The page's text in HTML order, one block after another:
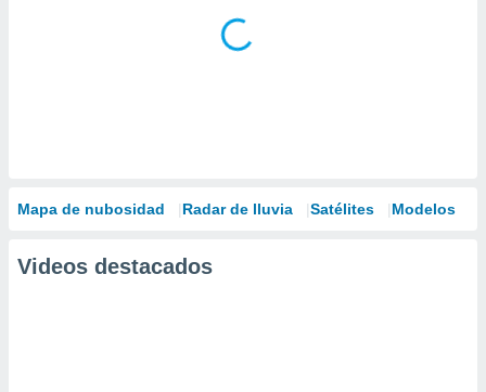
Mapa de nubosidad Radar de lluvia Satélites Modelos
Videos destacados